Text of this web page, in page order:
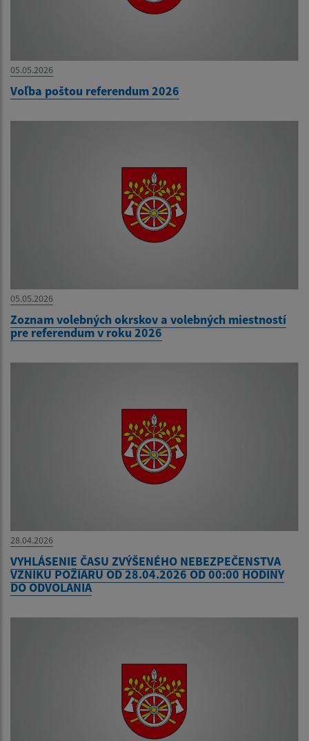
05.05.2026
Voľba poštou referendum 2026
05.05.2026
Zoznam volebných okrskov a volebných miestností
pre referendum v roku 2026
28.04.2026
VYHLÁSENIE ČASU ZVÝŠENÉHO NEBEZPEČENSTVA
VZNIKU POŽIARU OD 28.04.2026 OD 00:00 HODINY
DO ODVOLANIA